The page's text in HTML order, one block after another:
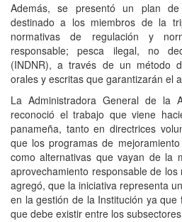
Además, se presentó un plan de
destinado a los miembros de la
normativas de regulación y
responsable; pesca ilegal, no
(INDNR), a través de un método
orales y escritas que garantizarán el
La Administradora General de la
reconoció el trabajo que viene
panameña, tanto en directrices
que los programas de
como alternativas que vayan de la
aprovechamiento responsable de
agregó, que la iniciativa representa
en la gestión de la Institución ya
que debe existir entre los